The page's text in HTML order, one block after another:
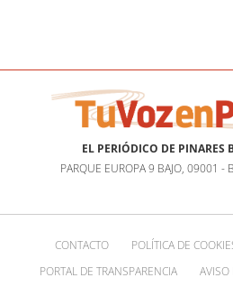
EL PERIÓDICO DE PINARES
PARQUE EUROPA 9 BAJO, 09001
CONTACTO POLÍTICA DE
PORTAL DE TRANSPARENCIA
AVISO